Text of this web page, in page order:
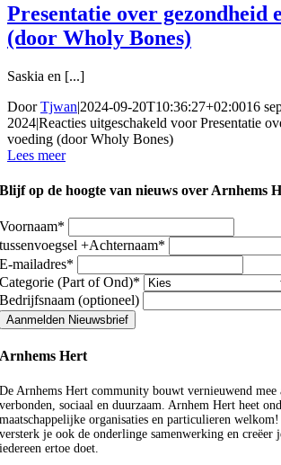
Presentatie over gezondheid
(door Wholy Bones)
Saskia en [...]
DoorTjwan|2024-09-20T10:36:27+02:0016
2024|Reacties uitgeschakeld voor Presentatie
voeding (door Wholy Bones)
Lees meer
Blijf op de hoogte van nieuws over Arnhems
Voornaam*
tussenvoegsel +Achternaam*
E-mailadres*
Categorie (Part of Ond)*
Bedrijfsnaam (optioneel)
Aanmelden Nieuwsbrief
Arnhems Hert
De Arnhems Hert community bouwt vernieuwend mee
verbonden, sociaal en duurzaam. Arnhem Hert heet
maatschappelijke organisaties en particulieren
versterk je ook de onderlinge samenwerking en creëer
iedereen ertoe doet.